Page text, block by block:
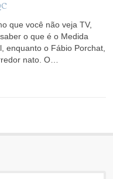
que você não veja TV,
o que é o Medida
enquanto o Fábio Porchat,
nato. O…